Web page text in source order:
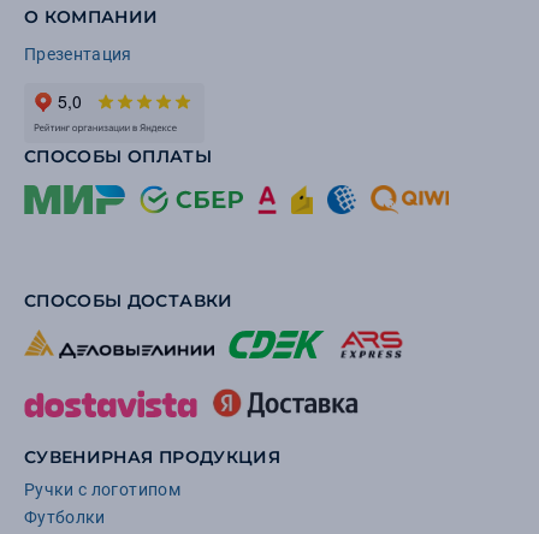
О КОМПАНИИ
Презентация
СПОСОБЫ ОПЛАТЫ
СПОСОБЫ ДОСТАВКИ
СУВЕНИРНАЯ ПРОДУКЦИЯ
Ручки с логотипом
Футболки